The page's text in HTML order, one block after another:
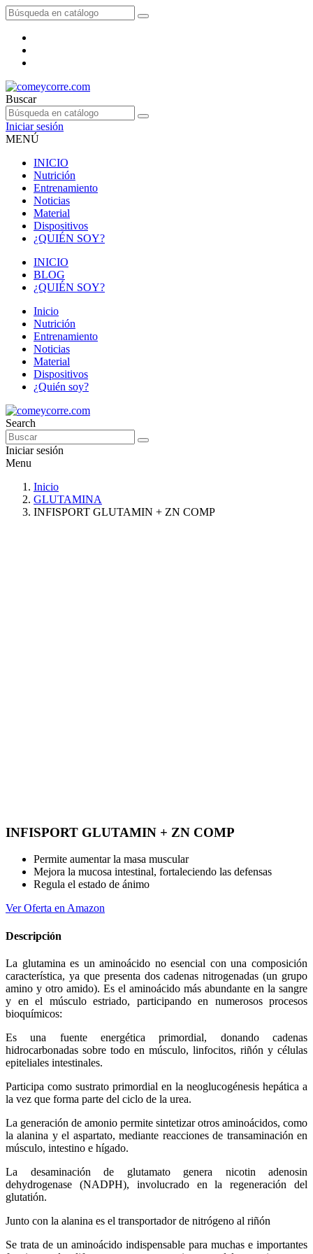
Buscar
Iniciar sesión
MENÚ
INICIO
Nutrición
Entrenamiento
Noticias
Material
Dispositivos
¿QUIÉN SOY?
INICIO
BLOG
¿QUIÉN SOY?
Inicio
Nutrición
Entrenamiento
Noticias
Material
Dispositivos
¿Quién soy?
Search
Iniciar sesión
Menu
Inicio
GLUTAMINA
INFISPORT GLUTAMIN + ZN COMP
INFISPORT GLUTAMIN + ZN COMP
Permite aumentar la masa muscular
Mejora la mucosa intestinal, fortaleciendo las defensas
Regula el estado de ánimo
Ver Oferta en Amazon
Descripción
La glutamina es un aminoácido no esencial con una composición
característica, ya que presenta dos cadenas nitrogenadas (un grupo
amino y otro amido). Es el aminoácido más abundante en la sangre
y en el músculo estriado, participando en numerosos procesos
bioquímicos:
Es una fuente energética primordial, donando cadenas
hidrocarbonadas sobre todo en músculo, linfocitos, riñón y células
epiteliales intestinales.
Participa como sustrato primordial en la neoglucogénesis hepática a
la vez que forma parte del ciclo de la urea.
La generación de amonio permite sintetizar otros aminoácidos, como
la alanina y el aspartato, mediante reacciones de transaminación en
músculo, intestino e hígado.
La desaminación de glutamato genera nicotin adenosin
dehydrogenase (NADPH), involucrado en la regeneración del
glutatión.
Junto con la alanina es el transportador de nitrógeno al riñón
Se trata de un aminoácido indispensable para muchas e importantes